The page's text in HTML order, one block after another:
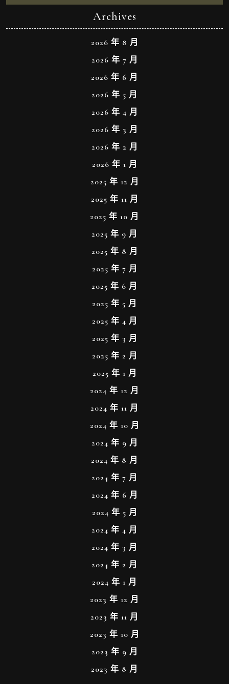
Archives
2026 年 8 月
2026 年 7 月
2026 年 6 月
2026 年 5 月
2026 年 4 月
2026 年 3 月
2026 年 2 月
2026 年 1 月
2025 年 12 月
2025 年 11 月
2025 年 10 月
2025 年 9 月
2025 年 8 月
2025 年 7 月
2025 年 6 月
2025 年 5 月
2025 年 4 月
2025 年 3 月
2025 年 2 月
2025 年 1 月
2024 年 12 月
2024 年 11 月
2024 年 10 月
2024 年 9 月
2024 年 8 月
2024 年 7 月
2024 年 6 月
2024 年 5 月
2024 年 4 月
2024 年 3 月
2024 年 2 月
2024 年 1 月
2023 年 12 月
2023 年 11 月
2023 年 10 月
2023 年 9 月
2023 年 8 月